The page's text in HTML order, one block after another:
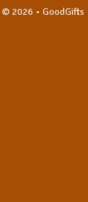
© 2026 • GoodGifts